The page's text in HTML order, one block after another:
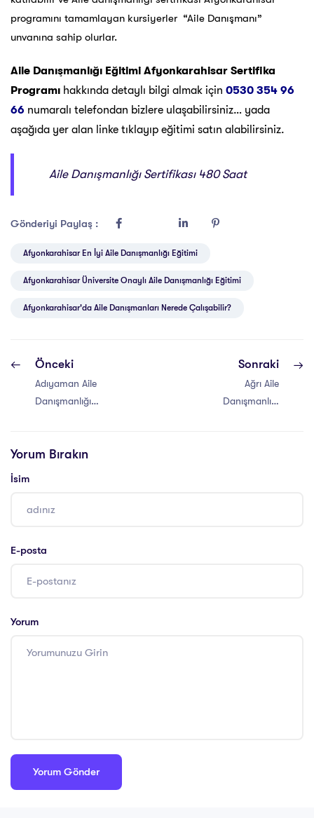
programını tamamlayan kursiyerler “Aile Danışmanı”
unvanına sahip olurlar.
Aile Danışmanlığı Eğitimi Afyonkarahisar Sertifika
Programı hakkında detaylı bilgi almak için 0530 354 96
66 numaralı telefondan bizlere ulaşabilirsiniz… yada
aşağıda yer alan linke tıklayıp eğitimi satın alabilirsiniz.
Aile Danışmanlığı Sertifikası 480 Saat
Gönderiyi Paylaş :
Afyonkarahisar En İyi Aile Danışmanlığı Eğitimi
Afyonkarahisar Üniversite Onaylı Aile Danışmanlığı Eğitimi
Afyonkarahisar'da Aile Danışmanları Nerede Çalışabilir?
Önceki
Adıyaman Aile
Danışmanlığı
Sonraki
Ağrı Aile
Danışmanlığı
Yorum Bırakın
İsim
E-posta
Yorum